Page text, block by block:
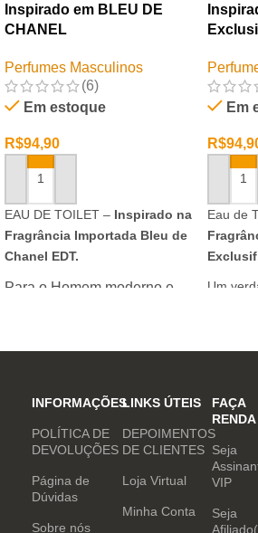
Inspirado em BLEU DE
CHANEL
Perfumes Masculinos
(6)
Em estoque
R$94,90
ADICIONAR AO CARRINHO
EAU DE TOILET – Inspirado na
Fragrância Importada Bleu de
Chanel EDT.
Para o Homem moderno e
inovar sempre, provocando
e determinação.
Em
R$
Eau de
Um
INFORMAÇÕES
POLÍTICA DE
DEVOLUÇÕES
Página de
Dúvidas
Sobre nós
LINKS ÚTEIS
DEPOIMENTOS
DE CLIENTES
Loja Virtual
Minha Conta
FAÇA
RENDA
Seja
VIP
Seja